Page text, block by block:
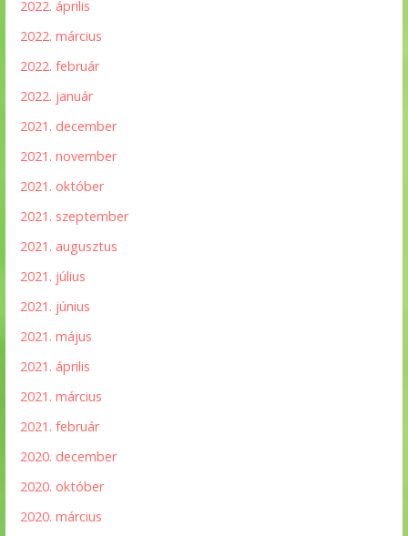
2022. április
2022. március
2022. február
2022. január
2021. december
2021. november
2021. október
2021. szeptember
2021. augusztus
2021. július
2021. június
2021. május
2021. április
2021. március
2021. február
2020. december
2020. október
2020. március